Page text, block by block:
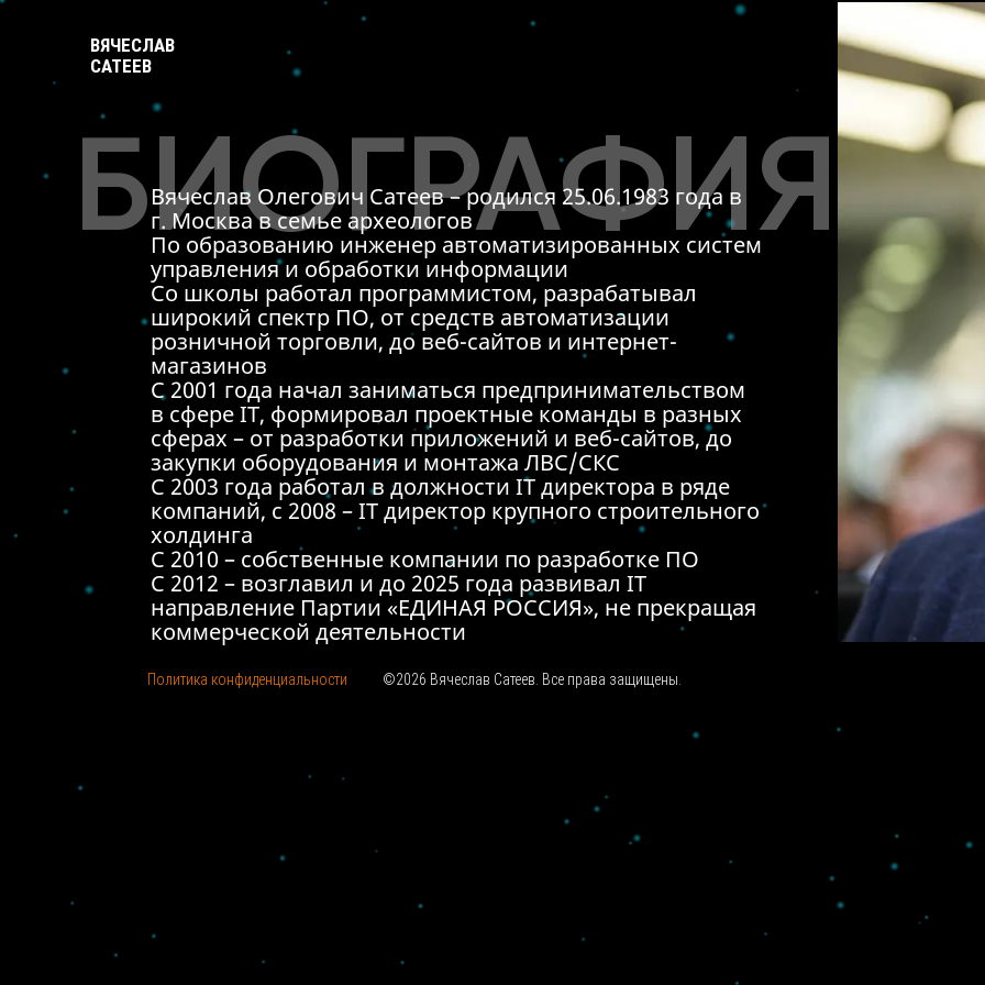
ВЯЧЕСЛАВ
САТЕЕВ
БИОГРАФИЯ
Вячеслав Олегович Сатеев – родился 25.06.1983 года в
г. Москва в семье археологов
По образованию инженер автоматизированных систем
управления и обработки информации
Со школы работал программистом, разрабатывал
широкий спектр ПО, от средств автоматизации
розничной торговли, до веб-сайтов и интернет-
магазинов
С 2001 года начал заниматься предпринимательством
в сфере IT, формировал проектные команды в разных
сферах – от разработки приложений и веб-сайтов, до
закупки оборудования и монтажа ЛВС/СКС
С 2003 года работал в должности IT директора в ряде
компаний, с 2008 – IT директор крупного строительного
холдинга
С 2010 – собственные компании по разработке ПО
C 2012 – возглавил и до 2025 года развивал IT
направление Партии «ЕДИНАЯ РОССИЯ», не прекращая
коммерческой деятельности
Политика конфиденциальности ©2026 Вячеслав Сатеев. Все права защищены.